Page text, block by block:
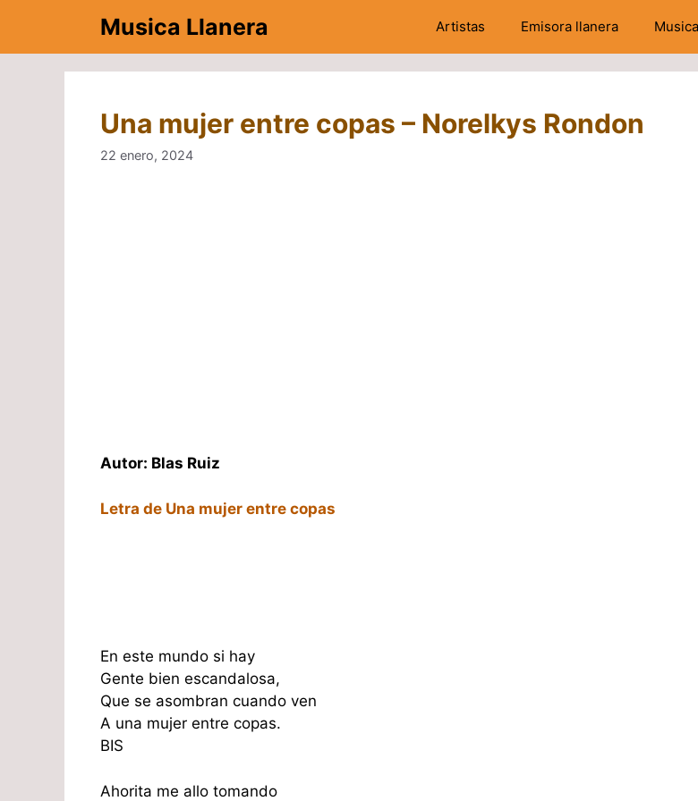
contenido
Musica Llanera Artistas Emisora llanera
Una mujer entre copas – Norelkys Rondon
22 enero, 2024
Autor: Blas Ruiz
Letra de Una mujer entre copas
En este mundo si hay
Gente bien escandalosa,
Que se asombran cuando ven
A una mujer entre copas.
BIS
Ahorita me allo tomando